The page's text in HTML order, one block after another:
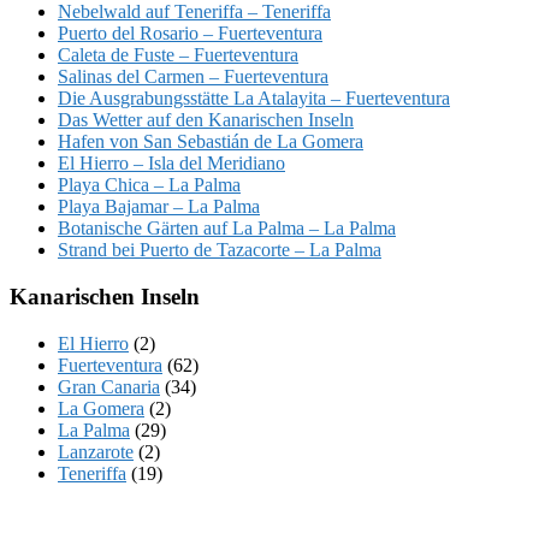
Nebelwald auf Teneriffa – Teneriffa
Puerto del Rosario – Fuerteventura
Caleta de Fuste – Fuerteventura
Salinas del Carmen – Fuerteventura
Die Ausgrabungsstätte La Atalayita – Fuerteventura
Das Wetter auf den Kanarischen Inseln
Hafen von San Sebastián de La Gomera
El Hierro – Isla del Meridiano
Playa Chica – La Palma
Playa Bajamar – La Palma
Botanische Gärten auf La Palma – La Palma
Strand bei Puerto de Tazacorte – La Palma
Kanarischen Inseln
El Hierro (2)
Fuerteventura (62)
Gran Canaria (34)
La Gomera (2)
La Palma (29)
Lanzarote (2)
Teneriffa (19)